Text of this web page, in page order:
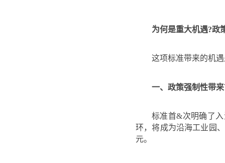
为何是重大机遇?政
这项标准带来的机
一、政策强制性带
标准首&次明确了
环，将成为沿海工业园
元。